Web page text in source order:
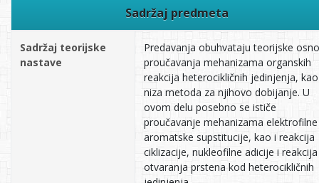
Sadržaj predmeta
Sadržaj teorijske
nastave
Predavanja obuhvataju teorijske
proučavanja mehanizama organskih
reakcija heterocikličnih jedinjenja,
niza metoda za njihovo dobijanje. U
ovom delu posebno se ističe
proučavanje mehanizama elektrofilne
aromatske supstitucije, kao i reakcija
ciklizacije, nukleofilne adicije i reakcija
otvaranja prstena kod heterocikličnih